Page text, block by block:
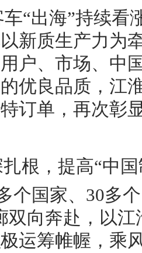
车“出海”持续看
新质生产力为
户、市场、中
优良品质，江
订单，再次彰
根，提高“中
个国家、30多
双向奔赴，以
运筹帷幄，乘